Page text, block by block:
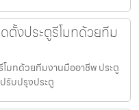
ตั้งประตูรีโมทด้วยทีม
มทด้วยทีมงานมืออาชีพ ประตู
รับปรุงประตู